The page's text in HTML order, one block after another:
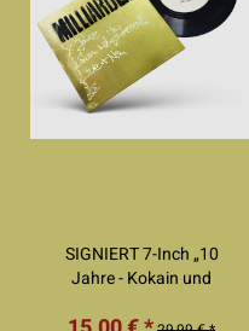
SIGNIERT 7-Inch „10
Jahre - Kokain und